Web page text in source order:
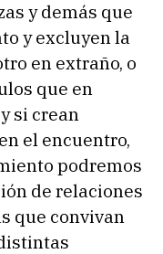
y demás que
y excluyen la
en extraño, o
que en
si crean
el encuentro,
podremos
de relaciones
que convivan